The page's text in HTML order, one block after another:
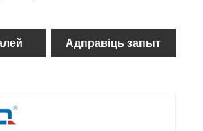
Адправіць запыт